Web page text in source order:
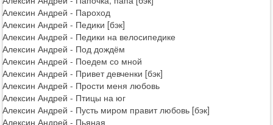
Алексин Андрей - Пароход
Алексин Андрей - Педики [бэк]
Алексин Андрей - Педики на велосипедике
Алексин Андрей - Под дождём
Алексин Андрей - Поедем со мной
Алексин Андрей - Привет девченки [бэк]
Алексин Андрей - Прости меня любовь
Алексин Андрей - Птицы на юг
Алексин Андрей - Пусть миром правит любовь [бэк]
Алексин Андрей - Пьяная